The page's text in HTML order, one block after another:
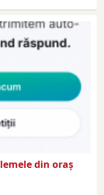
din oraș